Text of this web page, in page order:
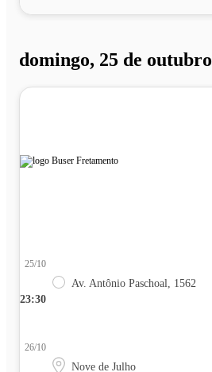
domingo, 25 de outubro
23:30
25/10
Av. Antônio Paschoal, 1562
26/10
Nove de Julho